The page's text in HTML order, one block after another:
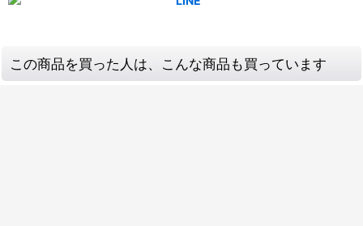
この商品を買った人は、こんな商品も買っています